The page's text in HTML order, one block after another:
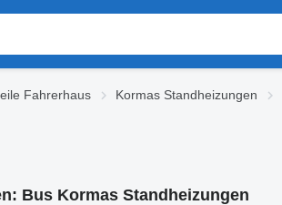
Fahrerhaus Kormas Standheizungen
Bus Kormas Standheizungen